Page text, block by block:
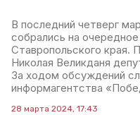
В последний четверг
собрались на
Ставропольского края.
Николая Великданя
За ходом обсуждений
информагентства
28 марта 2024, 17:43